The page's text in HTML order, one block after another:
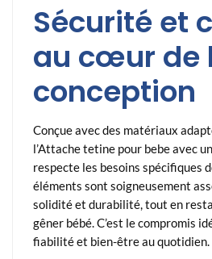
Sécurité et
au cœur de
conception
Conçue avec des matériaux
l’Attache tetine pour bebe avec
respecte les besoins spécifiques
éléments sont soigneusement
solidité et durabilité, tout en
gêner bébé. C’est le compromis
fiabilité et bien-être au quotidien.